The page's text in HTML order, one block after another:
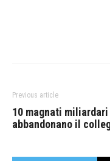
Previous article
10 magnati
abbandonano il